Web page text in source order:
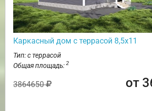
Каркасный дом с террасой 8,5х11
Тип: с террасой
Общая площадь: 2
3864650 от